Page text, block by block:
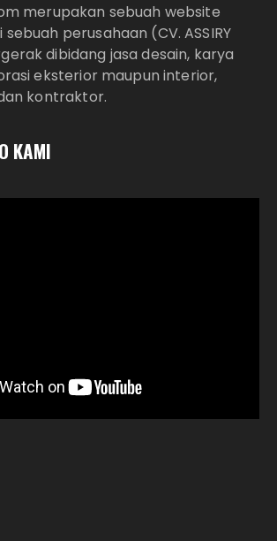
merupakan sebuah website
perusahaan (CV. ASSIRY
dibidang jasa desain, karya
eksterior maupun interior,
kontraktor.
KAMI